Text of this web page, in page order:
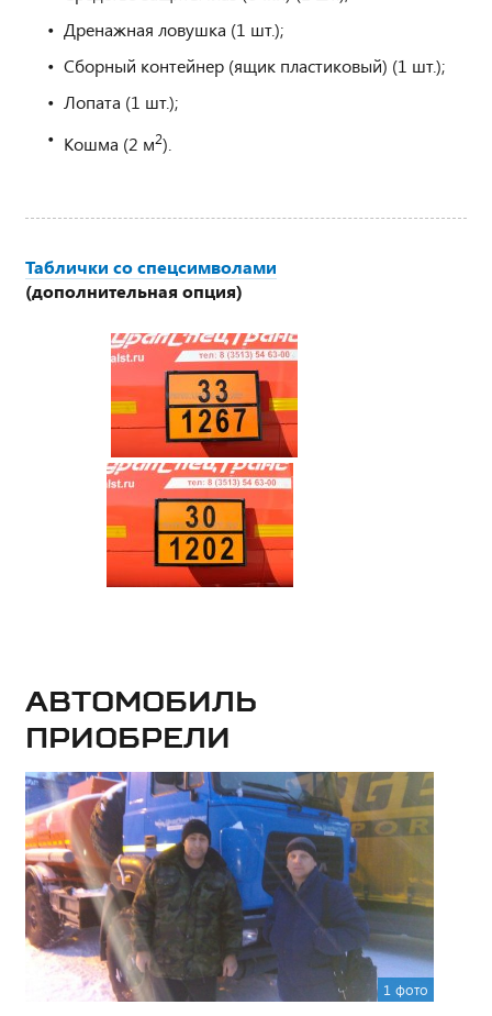
Дренажная ловушка (1 шт.);
Сборный контейнер (ящик пластиковый) (1 шт.);
Лопата (1 шт.);
Кошма (2 м2).
Таблички со спецсимволами
(дополнительная опция)
Автомобиль
приобрели
1 фото